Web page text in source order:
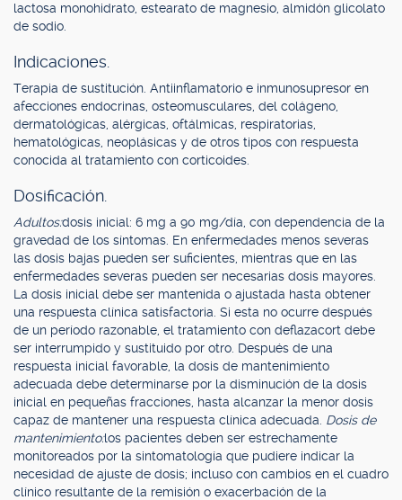
lactosa monohidrato, estearato de magnesio, almidón glicolato
de sodio.
Indicaciones.
Terapia de sustitución. Antiinflamatorio e inmunosupresor en
afecciones endocrinas, osteomusculares, del colágeno,
dermatológicas, alérgicas, oftálmicas, respiratorias,
hematológicas, neoplásicas y de otros tipos con respuesta
conocida al tratamiento con corticoides.
Dosificación.
Adultos:dosis inicial: 6 mg a 90 mg/día, con dependencia de la
gravedad de los síntomas. En enfermedades menos severas
las dosis bajas pueden ser suficientes, mientras que en las
enfermedades severas pueden ser necesarias dosis mayores.
La dosis inicial debe ser mantenida o ajustada hasta obtener
una respuesta clínica satisfactoria. Si esta no ocurre después
de un período razonable, el tratamiento con deflazacort debe
ser interrumpido y sustituido por otro. Después de una
respuesta inicial favorable, la dosis de mantenimiento
adecuada debe determinarse por la disminución de la dosis
inicial en pequeñas fracciones, hasta alcanzar la menor dosis
capaz de mantener una respuesta clínica adecuada. Dosis de
mantenimiento:los pacientes deben ser estrechamente
monitoreados por la sintomatología que pudiere indicar la
necesidad de ajuste de dosis; incluso con cambios en el cuadro
clínico resultante de la remisión o exacerbación de la